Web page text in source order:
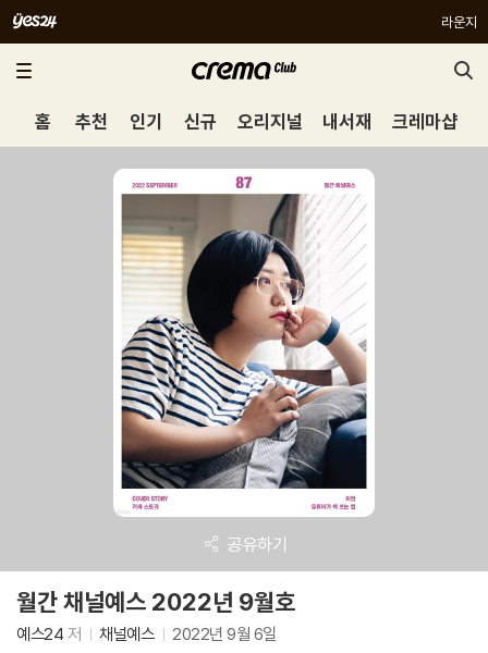
라운지
홈 추천 인기 신규 오리지널 내서재 크레마샵
공유하기
월간 채널예스 2022년 9월호
예스24 저 채널예스 2022년 9월 6일